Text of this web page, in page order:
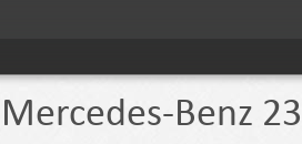
Mercedes-Benz